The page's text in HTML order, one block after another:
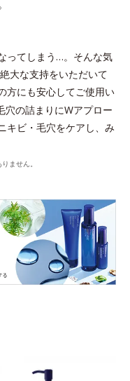
ってしまう…。 そんな気
大な支持をいただいて
方にも安心してご使用い
穴の詰まりにWアプロー
キビ・毛穴をケアし、み
ません。